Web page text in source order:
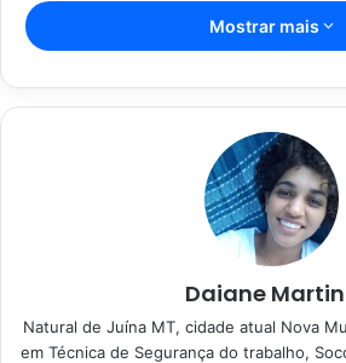
Artigos relacionados
O prato que vai
paladar: macarrão
batata
16/06/2023
Parmegiana de
prático e cheio de
15/06/2023
Mostrar mais
Daiane
Natural de Juína MT, cidade atual Nova
em Técnica de Segurança do trabalho,